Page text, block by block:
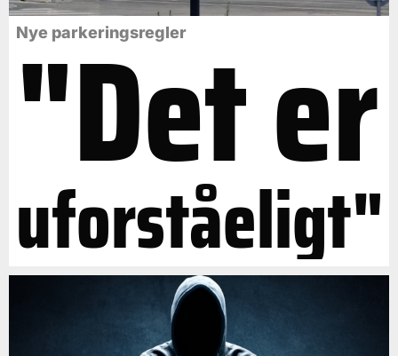
Nye parkeringsregler
"Det er
uforståeligt"